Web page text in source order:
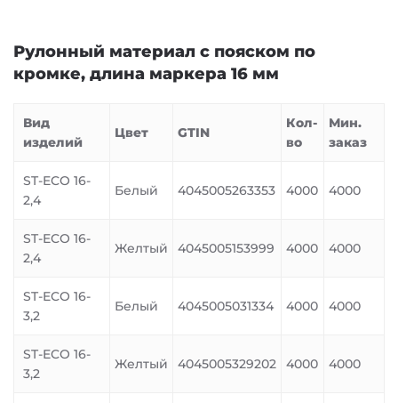
Рулонный материал с пояском по
кромке, длина маркера 16 мм
Вид
изделий
Цвет GTIN
Кол-
во
Мин.
заказ
ST-ECO 16-
2,4
Белый 4045005263353 4000 4000
ST-ECO 16-
2,4
Желтый 4045005153999 4000 4000
ST-ECO 16-
3,2
Белый 4045005031334 4000 4000
ST-ECO 16-
3,2
Желтый 4045005329202 4000 4000